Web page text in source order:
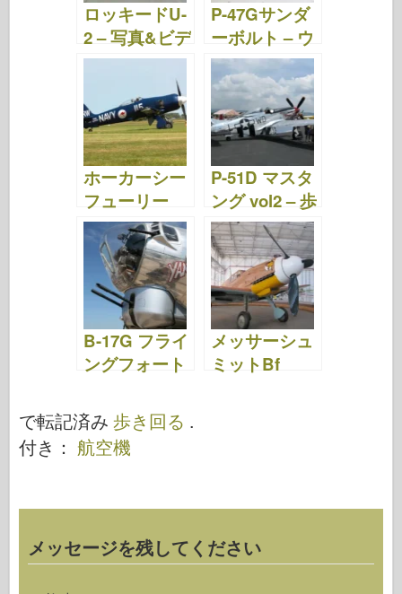
ロッキードU-
2 – 写真&ビデ
オ
P-47Gサンダ
ーボルト – ウ
ォークアラウ
ンド
ホーカーシー
フューリー
FBII vol2 – 歩
き回る
P-51D マスタ
ング vol2 – 歩
き回る
B-17G フライ
ングフォート
クアラウンド
メッサーシュ
ミットBf
で転記済み 歩き回る .
付き： 航空機
メッセージを残してください